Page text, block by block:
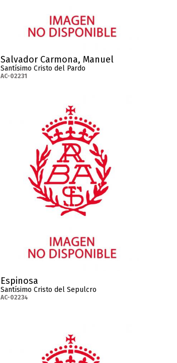
Salvador Carmona, Manuel
Santísimo Cristo del Pardo
AC-02231
Espinosa
Santísimo Cristo del Sepulcro
AC-02234